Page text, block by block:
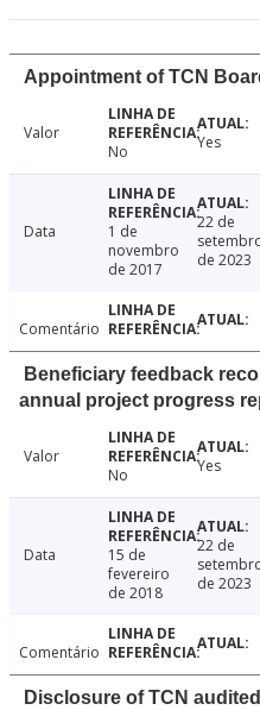
Appointment of TCN
Valor
No
Yes
Data
1 de
novembro
de 2017
22 de
de 2023
Comentário
Beneficiary feedback
annual project progress
Valor
No
Yes
Data
15 de
fevereiro
de 2018
22 de
de 2023
Comentário
Disclosure of TCN